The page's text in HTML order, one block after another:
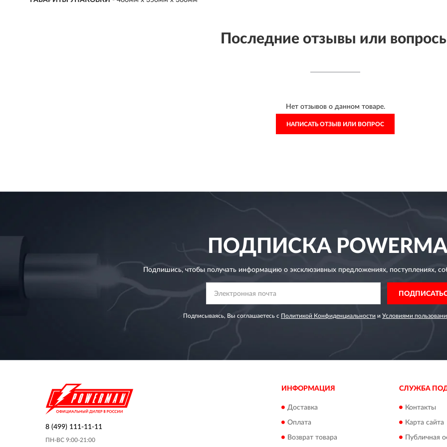
Последние отзывы или
Нет отзывов о данном товаре.
НАПИСАТЬ ОТЗЫВ ИЛИ ВОПРОС
ПОДПИСКА
Подпишись, чтобы получать информацию о эксклюзивных предложениях,поступлениях,
Подписываясь, Вы соглашаетесь с Политикой Конфиденциальности и Условиями
8 (499) 111-11-11
ПН-ВС 9:00-21:00
ИНФОРМАЦИЯ
Доставка
Оплата
Возврат товара
СЛУЖБА
Контакты
Карта сайта
Публичная